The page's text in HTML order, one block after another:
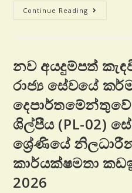
Continue Reading
නව අයදුම්පත්
රාජ්‍ය සේවයේ
දෙපාර්තමේන්තුවේ
ශිල්පීය (PL-02)
ශ්‍රේණියේ
කාර්යක්ෂමතා
2026